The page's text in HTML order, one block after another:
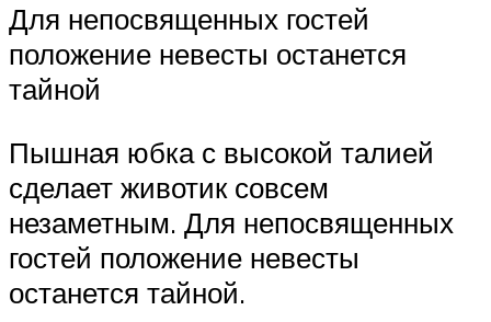
Для непосвященных гостей
положение невесты останется
тайной
Пышная юбка с высокой талией
сделает животик совсем
незаметным. Для непосвященных
гостей положение невесты
останется тайной.